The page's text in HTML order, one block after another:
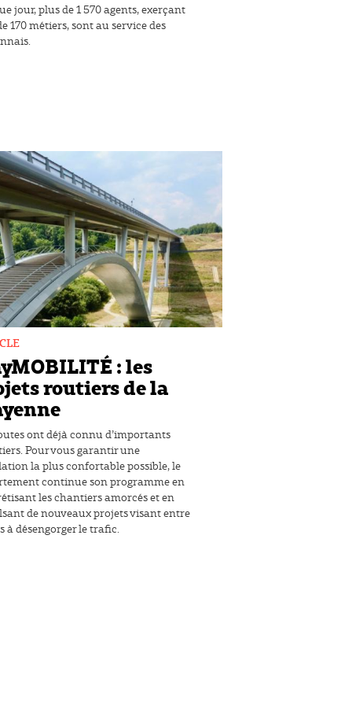
jour, plus de 1 570 agents, exerçant
170 métiers, sont au service des
: les
routiers de la
ont déjà connu d’importants
Pour vous garantir une
la plus confortable possible, le
continue son programme en
les chantiers amorcés et en
de nouveaux projets visant entre
à désengorger le trafic.